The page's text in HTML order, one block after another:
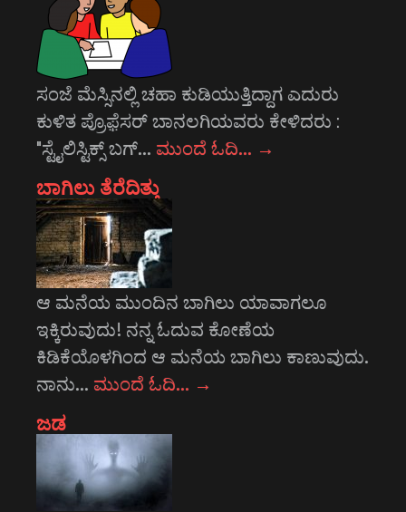
ಸಂಜೆ ಮೆಸ್ಸಿನಲ್ಲಿ ಚಹಾ ಕುಡಿಯುತ್ತಿದ್ದಾಗ ಎದುರು
ಕುಳಿತ ಪ್ರೊಫ಼ೆಸರ್ ಬಾನಲಗಿಯವರು ಕೇಳಿದರು :
"ಸ್ಟೈಲಿಸ್ಟಿಕ್ಸ್ ಬಗ್… ಮುಂದೆ ಓದಿ… →
ಬಾಗಿಲು ತೆರೆದಿತ್ತು
ಆ ಮನೆಯ ಮುಂದಿನ ಬಾಗಿಲು ಯಾವಾಗಲೂ
ಇಕ್ಕಿರುವುದು! ನನ್ನ ಓದುವ ಕೋಣೆಯ
ಕಿಡಿಕೆಯೊಳಗಿಂದ ಆ ಮನೆಯ ಬಾಗಿಲು ಕಾಣುವುದು.
ನಾನು… ಮುಂದೆ ಓದಿ… →
ಜಡ